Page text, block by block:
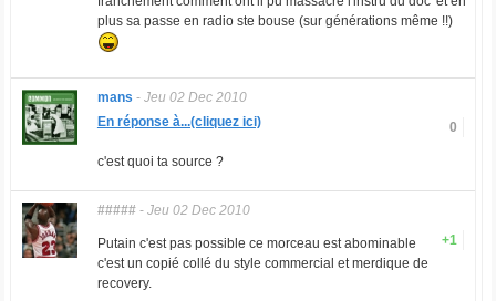
plus sa passe en radio ste bouse (sur générations même !!)
mans - Jeu 02 Dec 2010
0
En réponse à...(cliquez ici)
c'est quoi ta source ?
#####- Jeu 02 Dec 2010
+1
Putain c'est pas possible ce morceau est abominable
c'est un copié collé du style commercial et merdique de
recovery.